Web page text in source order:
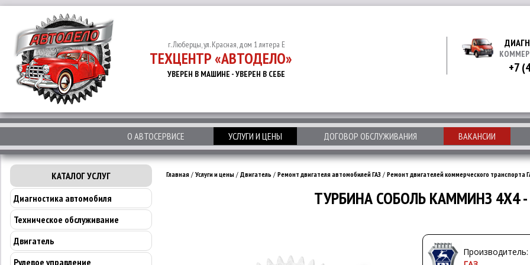
г. Люберцы, ул. Красная, дом 1 литера Е
ТЕХЦЕНТР «АВТОДЕЛО»
УВЕРЕН В МАШИНЕ - УВЕРЕН В СЕБЕ +7
О АВТОСЕРВИСЕ УСЛУГИ И ЦЕНЫ ДОГОВОР ОБСЛУЖИВАНИЯ ВАКАНСИИ
КАТАЛОГ УСЛУГ
Диагностика автомобиля
Техническое обслуживание
Двигатель
Рулевое управление
Главная / Услуги и цены / Двигатель / Ремонт двигателя автомобилей ГАЗ / Ремонт двигателей коммерческого транспорта
ТУРБИНА СОБОЛЬ КАММИНЗ 4Х4 -
Производитель: